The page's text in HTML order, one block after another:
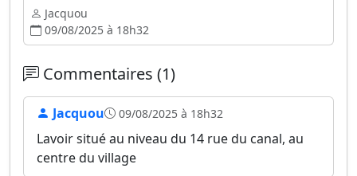
Jacquou
09/08/2025 à 18h32
Commentaires (1)
Jacquou 09/08/2025 à 18h32
Lavoir situé au niveau du 14 rue du canal, au
centre du village